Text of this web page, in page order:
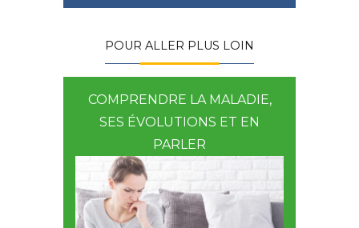
POUR ALLER PLUS LOIN
COMPRENDRE LA MALADIE,
SES ÉVOLUTIONS ET EN
PARLER